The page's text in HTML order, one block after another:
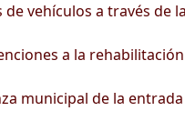
vehículos a través de
a la
municipal de la